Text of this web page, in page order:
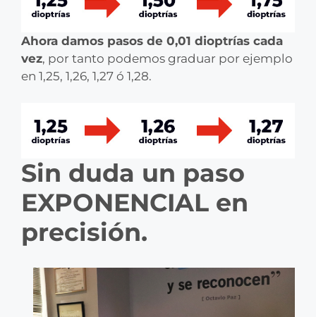
Ahora damos pasos de 0,01 dioptrías cada
vez, por tanto podemos graduar por ejemplo
en 1,25, 1,26, 1,27 ó 1,28.
Sin duda un paso
EXPONENCIAL en
precisión.